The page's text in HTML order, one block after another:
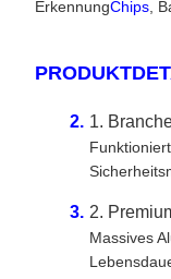
ErkennungChips ,
1.
2.
Massives